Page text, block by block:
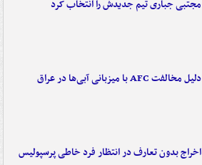
مجتبی جباری تیم جدیدش را انتخاب کرد
دلیل مخالفت AFC با میزبانی آبی‌ها در عراق
اخراج بدون تعارف در انتظار فرد خاطی پرسپولیس